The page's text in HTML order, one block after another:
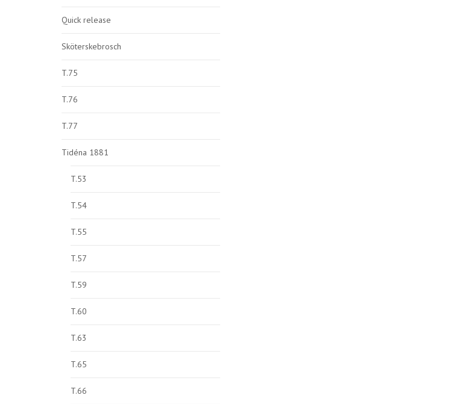
Quick release
Sköterskebrosch
T.75
T.76
T.77
Tidéna 1881
T.53
T.54
T.55
T.57
T.59
T.60
T.63
T.65
T.66